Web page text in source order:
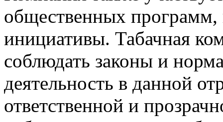
общественных программ,
инициативы. Табачная
соблюдать законы и
деятельность в данной
ответственной и